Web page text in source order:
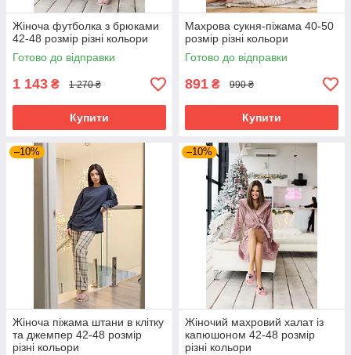
Жіноча футболка з брюками
42-48 розмір різні кольори
Готово до відправки
1 143 ₴ 1 270 ₴
Купити
Махрова сукня-піжама 40-50
розмір різні кольори
Готово до відправки
891 ₴ 990 ₴
Купити
–10%
Жіноча піжама штани в клітку
та джемпер 42-48 розмір
різні кольори
–10%
Жіночий махровий халат із
капюшоном 42-48 розмір
різні кольори